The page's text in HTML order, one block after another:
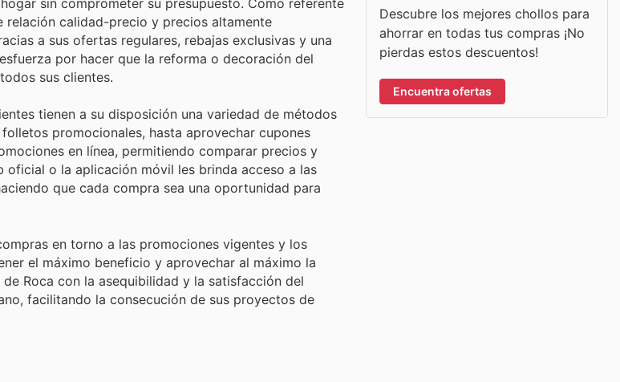
sin comprometer su presupuesto. Como referente
relación calidad-precio y precios altamente
a sus ofertas regulares, rebajas exclusivas y una
por hacer que la reforma o decoración del
sus clientes.
tienen a su disposición una variedad de métodos
promocionales, hasta aprovechar cupones
en línea, permitiendo comparar precios y
o la aplicación móvil les brinda acceso a las
que cada compra sea una oportunidad para
en torno a las promociones vigentes y los
el máximo beneficio y aprovechar al máximo la
Roca con la asequibilidad y la satisfacción del
facilitando la consecución de sus proyectos de
Descubre los mejores chollos para
ahorrar en todas tus compras ¡No
pierdas estos descuentos!
Encuentra ofertas